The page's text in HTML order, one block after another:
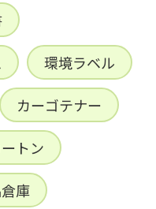
環境ラベル
カーゴテナー
トン
庫